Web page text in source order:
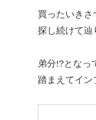
買ったいき
探し続けて辿
弟分!?となっ
踏まえてイン